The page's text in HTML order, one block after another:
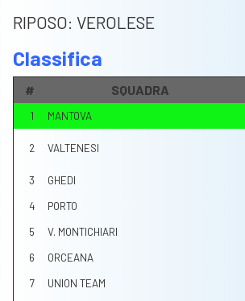
RIPOSO: VEROLESE
Classifica
# SQUADRA
1 MANTOVA
2 VALTENESI
3 GHEDI
4
PORTO
5
V. MONTICHIARI
6
ORCEANA
7
UNION TEAM